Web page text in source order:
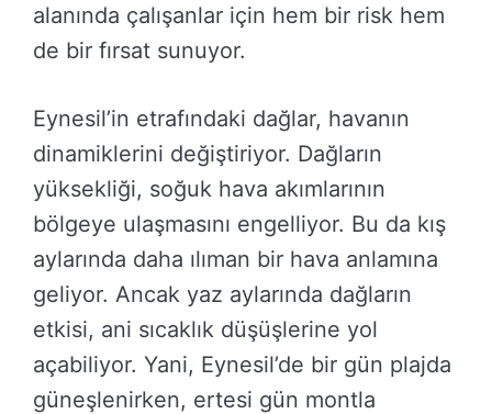
alanında çalışanlar için hem bir risk hem
de bir fırsat sunuyor.
Eynesil’in etrafındaki dağlar, havanın
dinamiklerini değiştiriyor. Dağların
yüksekliği, soğuk hava akımlarının
bölgeye ulaşmasını engelliyor. Bu da kış
aylarında daha ılıman bir hava anlamına
geliyor. Ancak yaz aylarında dağların
etkisi, ani sıcaklık düşüşlerine yol
açabiliyor. Yani, Eynesil’de bir gün plajda
güneşlenirken, ertesi gün montla